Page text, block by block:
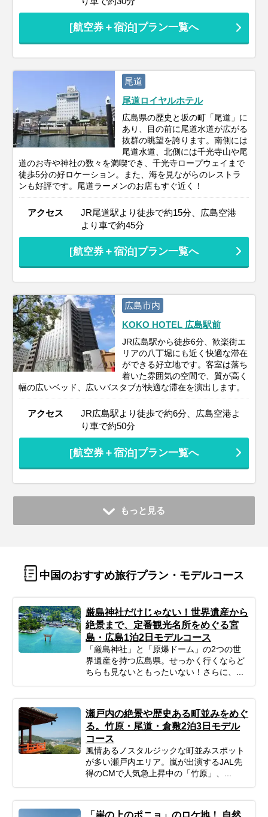
[航空券＋宿泊]プラン一覧へ
尾道
尾道ロイヤルホテル
広島県の歴史と坂の町「尾道」に
あり、目の前に尾道水道が広がる
抜群の眺望を誇ります。南側には
尾道水道、北側には千光寺山や尾
道のお寺や神社の数々を満喫でき、千光寺ロープウェイまで
徒歩5分の好ロケーション。また、海を見ながらのレストラ
ンも好評です。尾道ラーメンのお店もすぐ近く！
アクセス
JR尾道駅より徒歩で約15分、広島空港
より車で約45分
[航空券＋宿泊]プラン一覧へ
広島市内
KOKO HOTEL 広島駅前
JR広島駅から徒歩6分、歓楽街エ
リアの八丁堀にも近く快適な滞在
ができる好立地です。客室は落ち
着いた雰囲気の空間で、質が高く
幅の広いベッド、広いバスタブが快適な滞在を演出します。
アクセス
JR広島駅より徒歩で約6分、広島空港よ
り車で約50分
[航空券＋宿泊]プラン一覧へ
もっと見る
中国のおすすめ旅行プラン・モデルコース
厳島神社だけじゃない！世界遺産から
絶景まで、定番観光名所をめぐる宮
島・広島1泊2日モデルコース
「厳島神社」と「原爆ドーム」の2つの世
界遺産を持つ広島県。せっかく行くならど
ちらも見ないともったいない！さらに、...
瀬戸内の絶景や歴史ある町並みをめぐ
る。竹原・尾道・倉敷2泊3日モデル
コース
風情あるノスタルジックな町並みスポット
が多い瀬戸内エリア。嵐が出演するJAL先
得のCMで人気急上昇中の「竹原」、...
「崖の上のポニョ」のロケ地！ 自然